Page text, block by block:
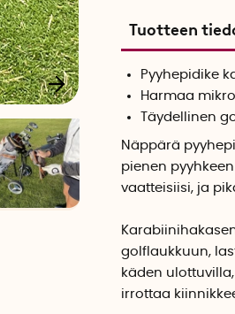
Tuotteen
Pyyhepidike
Harmaa
Täydellinen
Näppärä
pienen
vaatteisiisi, ja
golflaukkuun,
käden
irrottaa